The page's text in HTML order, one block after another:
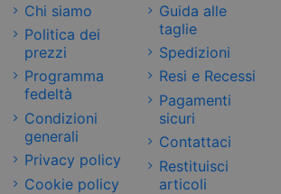
Chi siamo
Politica dei
prezzi
Programma
fedeltà
Condizioni
generali
Privacy policy
Cookie policy
Guida alle
taglie
Spedizioni
Resi e Recessi
Pagamenti
sicuri
Contattaci
Restituisci
articoli